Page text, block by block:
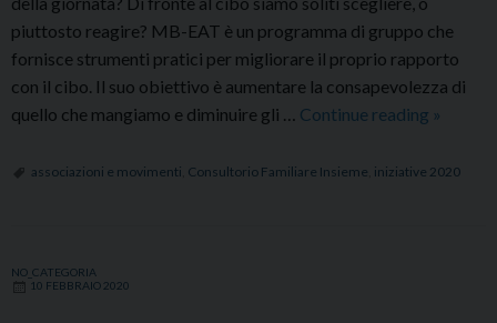
piuttosto reagire? MB-EAT è un programma di gruppo che
fornisce strumenti pratici per migliorare il proprio rapporto
con il cibo. Il suo obiettivo è aumentare la consapevolezza di
quello che mangiamo e diminuire gli … Continue reading Mindful
nutrirci
»
associazioni e movimenti Consultorio Familiare Insieme iniziative 2020
NO_CATEGORIA
10 FEBBRAIO 2020